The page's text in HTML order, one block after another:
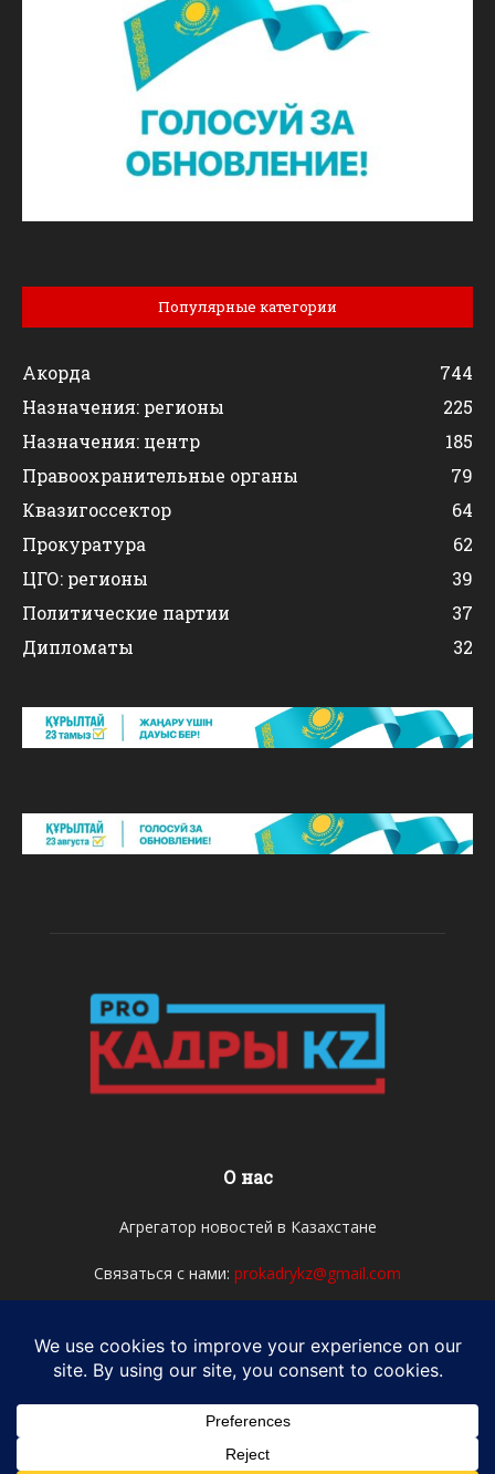
Популярные категории
Акорда
744
Назначения: регионы
225
Назначения: центр
185
Правоохранительные органы
79
Квазигоссектор
64
Прокуратура
62
ЦГО: регионы
39
Политические партии
37
Дипломаты
32
О нас
Агрегатор новостей в Казахстане
Связаться с нами: prokadrykz@gmail.com
Мы в соцсетях